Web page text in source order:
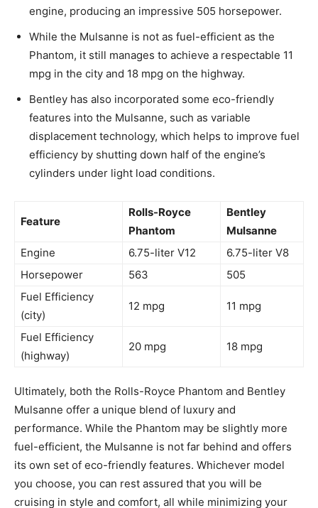
engine,⁢ producing an impressive 505 horsepower.
While the⁢ Mulsanne is⁣ not as fuel-efficient as the
‍Phantom, it​ still manages to achieve a respectable 11
mpg in the city and 18 mpg on the highway.
Bentley has also incorporated some eco-friendly
features into the Mulsanne, such as variable
displacement technology, which helps to improve fuel
efficiency by shutting down half​ of the engine’s
cylinders under ⁣light‍ load conditions.
Feature
Rolls-Royce
Phantom
Bentley
Mulsanne
Engine
6.75-liter V12
6.75-liter V8
Horsepower
563
505
Fuel Efficiency
(city)
12 mpg 11 mpg
Fuel Efficiency
(highway)
20 mpg 18 mpg
Ultimately, both the Rolls-Royce Phantom and Bentley
Mulsanne offer a unique blend of luxury and
performance. While the⁣ Phantom may be slightly ‌more
fuel-efficient, the Mulsanne is ⁢not far behind and offers
⁢its own set of eco-friendly features. Whichever model
you ​choose, you can rest assured that you ‌will⁢ be
cruising in ​style and comfort, all while minimizing⁢ your